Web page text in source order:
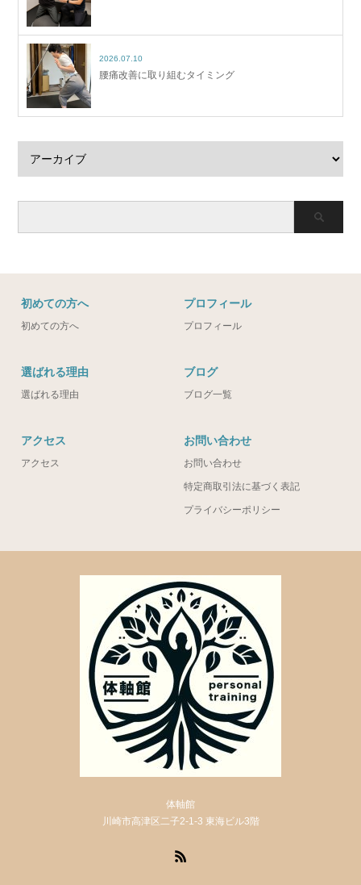
2026.07.10
腰痛改善に取り組むタイミング
初めての方へ
初めての方へ
プロフィール
プロフィール
選ばれる理由
選ばれる理由
ブログ
ブログ一覧
アクセス
アクセス
お問い合わせ
お問い合わせ
特定商取引法に基づく表記
プライバシーポリシー
体軸館
川崎市高津区二子2-1-3 東海ビル3階